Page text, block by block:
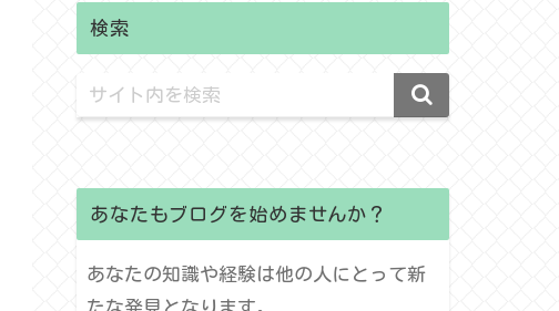
検索
あなたもブログを始めませんか？
あなたの知識や経験は他の人にとって新